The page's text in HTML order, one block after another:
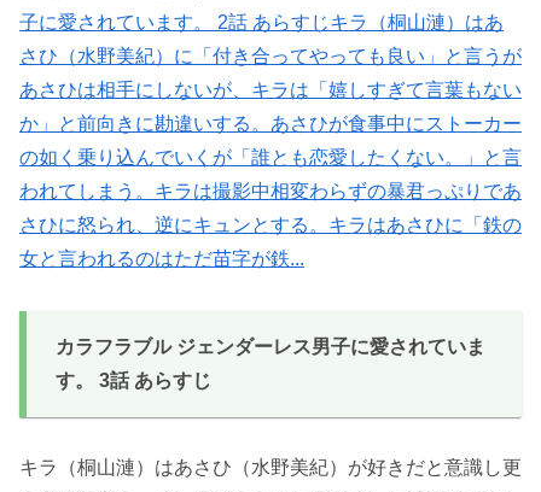
子に愛されています。 2話 あらすじキラ（桐山漣）はあ
さひ（水野美紀）に「付き合ってやっても良い」と言うが
あさひは相手にしないが、キラは「嬉しすぎて言葉もない
か」と前向きに勘違いする。あさひが食事中にストーカー
の如く乗り込んでいくが「誰とも恋愛したくない。」と言
われてしまう。キラは撮影中相変わらずの暴君っぷりであ
さひに怒られ、逆にキュンとする。キラはあさひに「鉄の
女と言われるのはただ苗字が鉄...
カラフラブル ジェンダーレス男子に愛されていま
す。 3話 あらすじ
キラ（桐山漣）はあさひ（水野美紀）が好きだと意識し更